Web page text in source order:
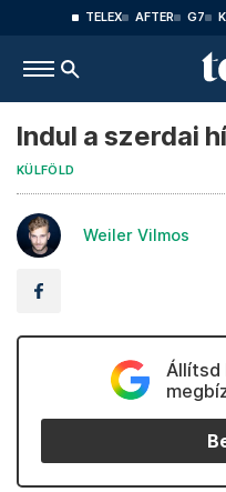
TELEX AFTER G7
Indul a szerdai
KÜLFÖLD
Weiler Vilmos
Állítsd